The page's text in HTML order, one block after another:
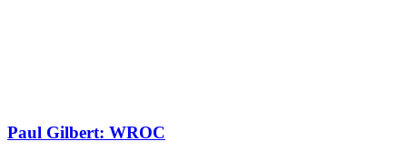
Paul Gilbert: WROC